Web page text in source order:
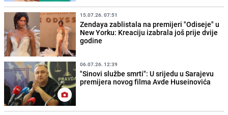
15.07.26. 07:51
Zendaya zablistala na premijeri "Odiseje" u
New Yorku: Kreaciju izabrala još prije dvije
godine
06.07.26. 12:39
"Sinovi službe smrti": U srijedu u Sarajevu
premijera novog filma Avde Huseinovića